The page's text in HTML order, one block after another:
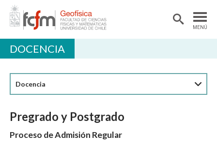
MENÚ
INVESTIGACIÓN
DOCENCIA
Docencia
Pregrado y Postgrado
Proceso de Admisión Regular